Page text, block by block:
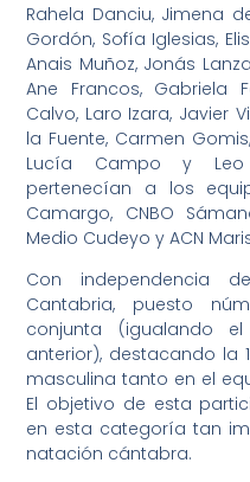
Rahela Danciu, Jimena
Gordón, Sofía Iglesias,
Anais Muñoz, Jonás
Ane Francos, Gabriela
Calvo, Laro Izara, Javier
la Fuente, Carmen
Lucía Campo y Leo
pertenecían a los
Camargo, CNBO
Medio Cudeyo y ACN
Con independencia
Cantabria, puesto
conjunta (igualando
anterior), destacando la
masculina tanto en el
El objetivo de esta
en esta categoría tan
natación cántabra.